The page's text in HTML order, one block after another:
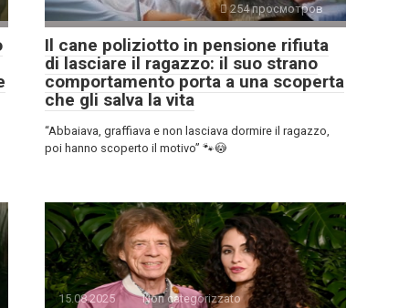
254 просмотров
Il cane poliziotto in pensione rifiuta
di lasciare il ragazzo: il suo strano
comportamento porta a una scoperta
che gli salva la vita
“Abbaiava, graffiava e non lasciava dormire il ragazzo,
poi hanno scoperto il motivo” 🐾😳
15.08.2025 Non categorizzato